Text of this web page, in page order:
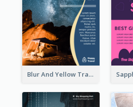
Blur And Yellow Travelling Flyer Decorated With Photo